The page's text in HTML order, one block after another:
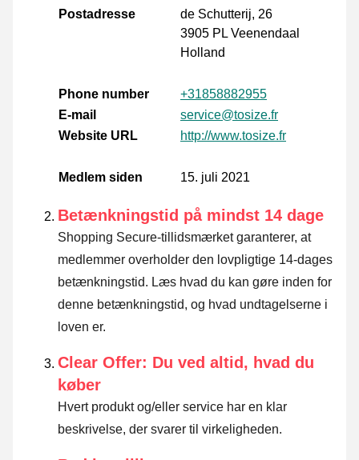
Postadresse
de Schutterij, 26
3905 PL Veenendaal
Holland
Phone number
+31858882955
E-mail
service@tosize.fr
Website URL
http://www.tosize.fr
Medlem siden 15. juli 2021
Betænkningstid på mindst 14 dage
Shopping Secure-tillidsmærket garanterer, at
medlemmer overholder den lovpligtige 14-dages
betænkningstid. Læs hvad du kan gøre inden for
denne betænkningstid, og hvad undtagelserne i
loven er.
Clear Offer: Du ved altid, hvad du
køber
Hvert produkt og/eller service har en klar
beskrivelse, der svarer til virkeligheden.